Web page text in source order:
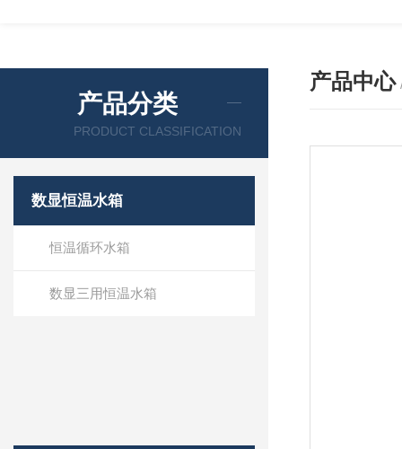
产品分类
PRODUCT CLASSIFICATION
数显恒温水箱
恒温循环水箱
数显三用恒温水箱
产品中心